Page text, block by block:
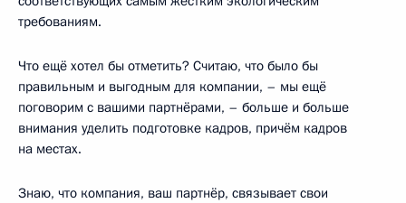
требованиям.
Что ещё хотел бы отметить? Считаю, что было бы
правильным и выгодным для компании, – мы ещё
поговорим с вашими партнёрами, – больше и больше
внимания уделить подготовке кадров, причём кадров
на местах.
Знаю, что компания, ваш партнёр, связывает свои